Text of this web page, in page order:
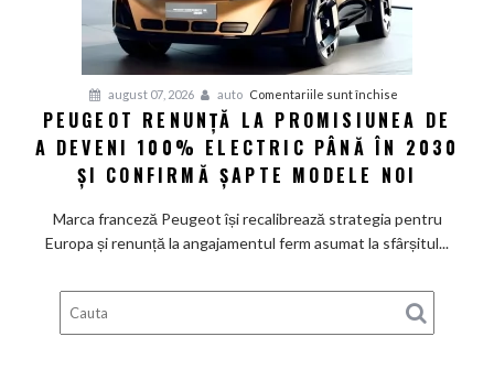
de
august 07, 2026 auto Comentariile sunt închise
Peugeot
renunță
la
de
a
electric
până
PEUGEOT RENUNȚĂ LA PROMISIUNEA DE
A DEVENI 100% ELECTRIC PÂNĂ ÎN 2030
ȘI CONFIRMĂ ȘAPTE MODELE NOI
Marca franceză Peugeot își recalibrează strategia pentru
Europa și renunță la angajamentul ferm asumat la sfârșitul...